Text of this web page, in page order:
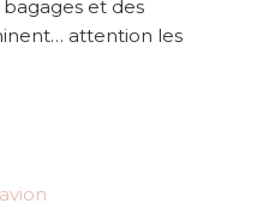
et des
attention les